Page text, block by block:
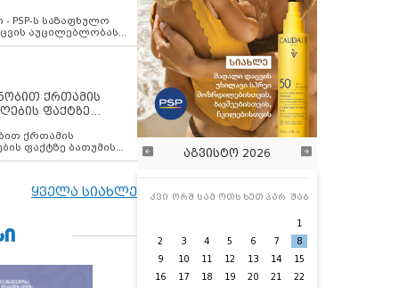
PSP-ს საზაფხულო
აუცილებლობას
ქრთამის
ფაქტზე
ფაქტზე ბათუმის
დააკავა
ყველა სიახლე
აგვისტო 2026
კვი ორშ სამ ოთხ ხუთ პარ შაბ
1
2
3 4 5 6 7
8
9
10 11 12 13 14
15
16
17 18 19 20 21
22